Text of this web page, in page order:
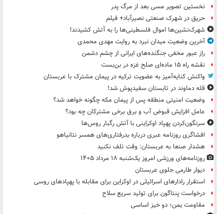
نخستین تصویر مسی بعد از مرگ پدر
حریق در شهرک صنعتی نصیرآباد+ فیلم
شهرک‌نشین‌ها اموال فلسطینی‌ها را به آتش کشیدند!
آخرین وضعیت میدان نبرد به روایت مهدی محمدی
راز عبور مخفی جنگنده‌های ایرانی از چشم دشمن
نقشه راه ۱۵ ماده‌ای صلح غزه در بن‌بست
واکنش کنایه‌آمیز به عضویت ترکیه در پیمان مشترک با عربستان
قله دماوند در تابستان سفیدپوش شد!
وضعیت امنیتی منطقه پس از پیمان مکه چگونه خواهد شد؟
عامل افزایش قبوض آب و برق برخی مشترکان چه بود؟
سرنگون‌کردن پهپاد اوکراینی با آتش رگبار روس‌ها
افشاگری روزنامه عبری درباره بدرفتاری‌های همسر نتانیاهو
هشدار صنعا به عربستان: وقت تلف نکنید
روزنامه‌های ورزشی امروز یک‌شنبه ۱۸ مرداد ۱۴۰۵
دیوار طارمی جلوی عربستان
استقرار رادارهای اسرائیلی در اوکراین برای مقابله با پهپادهای روسی
درخواست پنتاگون برای تولید سریع سلاح
مقاومت یمن؛ دو خیز اساسی